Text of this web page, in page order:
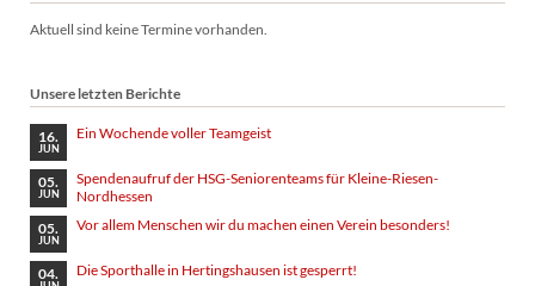
Aktuell sind keine Termine vorhanden.
Unsere letzten Berichte
16.
JUN
Ein Wochende voller Teamgeist
05.
JUN
Spendenaufruf der HSG-Seniorenteams für Kleine-Riesen-
Nordhessen
05.
JUN
Vor allem Menschen wir du machen einen Verein besonders!
04. Die Sporthalle in Hertingshausen ist gesperrt!